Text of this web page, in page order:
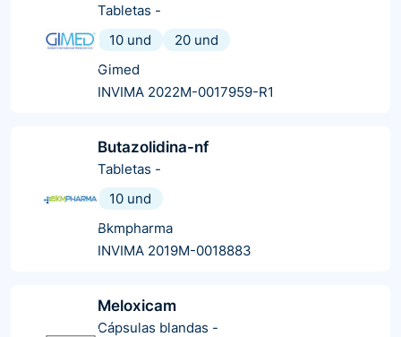
Tabletas -
10 und
20 und
Gimed
INVIMA 2022M-0017959-R1
Butazolidina-nf
Tabletas -
10 und
Bkmpharma
INVIMA 2019M-0018883
Meloxicam
Cápsulas blandas -